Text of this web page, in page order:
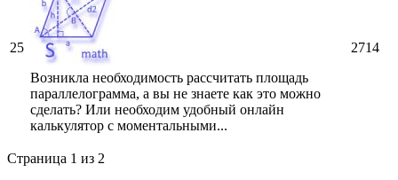
25
Возникла необходимость рассчитать площадь
параллелограмма, а вы не знаете как это можно
сделать? Или необходим удобный онлайн
калькулятор с моментальными...
2714
Страница 1 из 2